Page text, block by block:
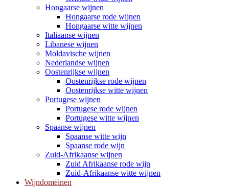
Hongaarse wijnen
Hongaarse rode wijnen
Hongaarse witte wijnen
Italiaanse wijnen
Libanese wijnen
Moldavische wijnen
Nederlandse wijnen
Oostenrijkse wijnen
Oostenrijkse rode wijnen
Oostenrijkse witte wijnen
Portugese wijnen
Portugese rode wijnen
Portugese witte wijnen
Spaanse wijnen
Spaanse witte wijn
Spaanse rode wijn
Zuid-Afrikaanse wijnen
Zuid Afrikaanse rode wijn
Zuid-Afrikaanse witte wijnen
Wijndomeinen